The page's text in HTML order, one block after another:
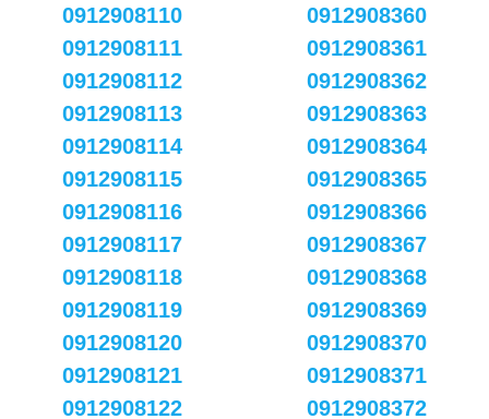
0912908110
0912908111
0912908112
0912908113
0912908114
0912908115
0912908116
0912908117
0912908118
0912908119
0912908120
0912908121
0912908122
0912908360
0912908361
0912908362
0912908363
0912908364
0912908365
0912908366
0912908367
0912908368
0912908369
0912908370
0912908371
0912908372